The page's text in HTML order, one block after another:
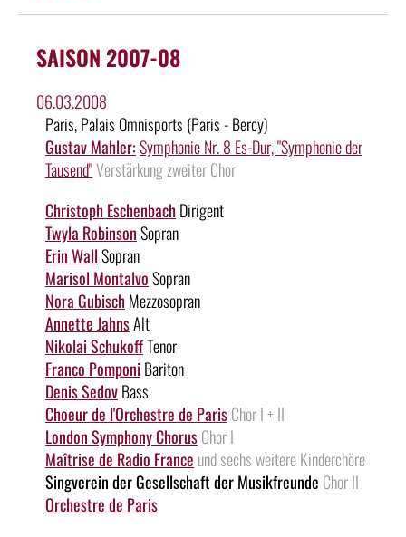
SAISON 2007-08
06.03.2008
Paris, Palais Omnisports (Paris - Bercy)
Gustav Mahler:Symphonie Nr. 8 Es-Dur, "Symphonie der
Tausend"Verstärkung zweiter Chor
Christoph EschenbachDirigent
Twyla RobinsonSopran
Erin WallSopran
Marisol MontalvoSopran
Nora GubischMezzosopran
Annette JahnsAlt
Nikolai SchukoffTenor
Franco Pomponi Bariton
Denis SedovBass
Choeur de l'Orchestre de ParisChor I + II
London Symphony ChorusChor I
Maîtrise de Radio France und sechs weitere Kinderchöre
Singverein der Gesellschaft der Musikfreunde Chor II
Orchestre de Paris